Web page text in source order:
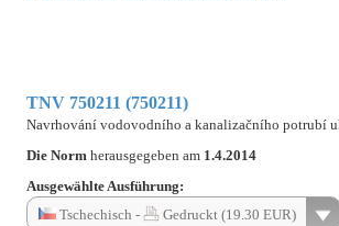
TNV 750211 (750211)
Navrhování vodovodního a kanalizačního potrubí
Die Norm herausgegeben am 1.4.2014
Ausgewählte Ausführung:
Tschechisch -
Gedruckt (19.30 EUR)